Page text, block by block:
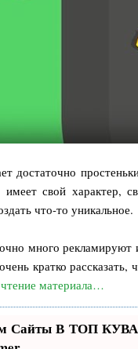
достаточно
имеет свой характер,
что-то уникальное.
много
кратко
материала…
Сайты В ТОП